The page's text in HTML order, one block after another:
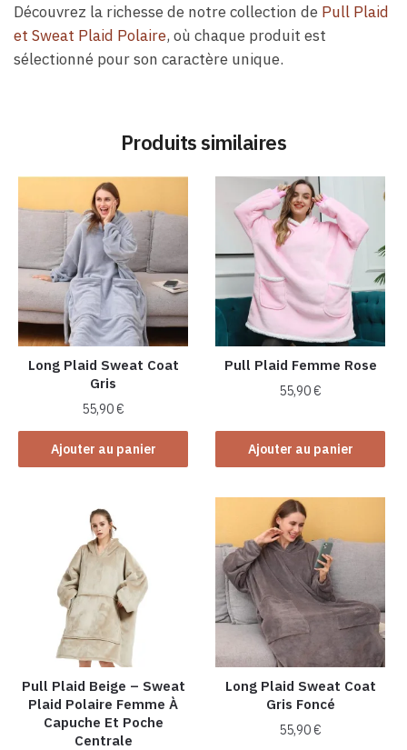
Découvrez la richesse de notre collection de Pull Plaid
et Sweat Plaid Polaire, où chaque produit est
sélectionné pour son caractère unique.
Produits similaires
Long Plaid Sweat Coat
Gris
55,90€
Ajouter au panier
Pull Plaid Femme Rose
55,90€
Ajouter au panier
Pull Plaid Beige – Sweat
Plaid Polaire Femme À
Capuche Et Poche
Centrale
Long Plaid Sweat Coat
Gris Foncé
55,90€